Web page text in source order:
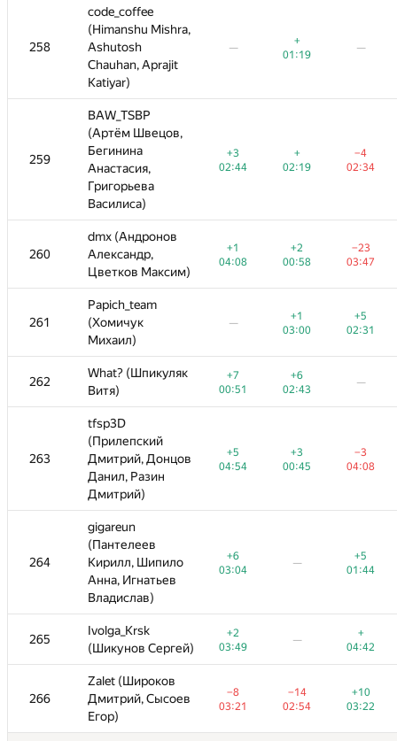
258
code_coffee
(Himanshu Mishra,
Ashutosh
Chauhan, Aprajit
Katiyar)
—
+
01:19
—
259
BAW_TSBP
(Артём Швецов,
Бегинина
Анастасия,
Григорьева
Василиса)
+3
02:44
+
02:19
−4
02:34
260
dmx (Андронов
Александр,
Цветков Максим)
+1
04:08
+2
00:58
−23
03:47
261
Papich_team
(Хомичук
Михаил)
—
+1
03:00
+5
02:31
262
What? (Шпикуляк
Витя)
+7
00:51
+6
02:43
—
263
tfsp3D
(Прилепский
Дмитрий, Донцов
Данил, Разин
Дмитрий)
+5
04:54
+3
00:45
−3
04:08
264
gigareun
(Пантелеев
Кирилл, Шипило
Анна, Игнатьев
Владислав)
+6
03:04
—
+5
01:44
265
Ivolga_Krsk
(Шикунов Сергей)
+2
03:49
—
+
04:42
266
Zalet (Широков
Дмитрий, Сысоев
Егор)
−8
03:21
−14
02:54
+10
03:22
+
01:19
— — —
+
02:19
−4
02:34
— — —
+2
00:58
03:47
— — —
+1
03:00
+5
02:31
— — —
+6
02:43
— — — —
+3
00:45
04:08
01:38
−6
03:21
— —
—
01:44
03:57
— — —
—
+
04:42
— — —
−14
02:54
03:22
— — — —
258
code_coffee
(Himanshu Mishra,
Ashutosh
Chauhan, Aprajit
Katiyar)
—
+
01:19
—
259
BAW_TSBP
(Артём Швецов,
Бегинина
Анастасия,
Григорьева
Василиса)
+3
02:44
+
02:19
−4
02:34
260
dmx (Андронов
Александр,
Цветков Максим)
+1
04:08
+2
00:58
−23
03:47
261
Papich_team
(Хомичук
Михаил)
—
+1
03:00
+5
02:31
262
What? (Шпикуляк
Витя)
+7
00:51
+6
02:43
—
263
tfsp3D
(Прилепский
Дмитрий, Донцов
Данил, Разин
Дмитрий)
+5
04:54
+3
00:45
−3
04:08
264
gigareun
(Пантелеев
Кирилл, Шипило
Анна, Игнатьев
Владислав)
+6
03:04
—
+5
01:44
265
Ivolga_Krsk
(Шикунов Сергей)
+2
03:49
—
+
04:42
266
Zalet (Широков
Дмитрий, Сысоев
Егор)
−8
03:21
−14
02:54
+10
03:22